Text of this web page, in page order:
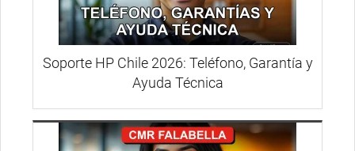
Soporte HP Chile 2026: Teléfono, Garantía y
Ayuda Técnica